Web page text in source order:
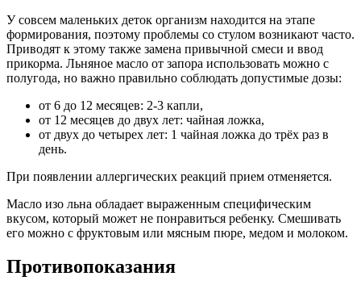
У совсем маленьких деток организм находится на этапе
формирования, поэтому проблемы со стулом возникают часто.
Приводят к этому также замена привычной смеси и ввод
прикорма. Льняное масло от запора использовать можно с
полугода, но важно правильно соблюдать допустимые дозы:
от 6 до 12 месяцев: 2-3 капли,
от 12 месяцев до двух лет: чайная ложка,
от двух до четырех лет: 1 чайная ложка до трёх раз в
день.
При появлении аллергических реакций прием отменяется.
Масло изо льна обладает выраженным специфическим
вкусом, который может не понравиться ребенку. Смешивать
его можно с фруктовым или мясным пюре, медом и молоком.
Противопоказания